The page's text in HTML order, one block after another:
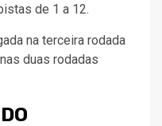
de 1 a 12.
na terceira rodada
duas rodadas